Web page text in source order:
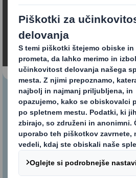
Za ogled tega
'funkcionalnimi'
Spremeni moje
PACE:
zmogljivost
Oglejte si, kako naši